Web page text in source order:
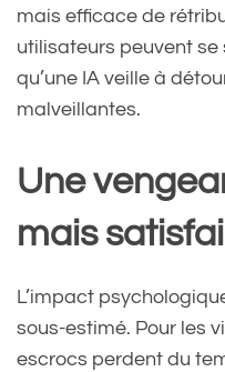
mais efficace de
utilisateurs peuvent
qu’une IA veille à
malveillantes.
Une
mais
L’impact
sous-estimé. Pour les
escrocs perdent du